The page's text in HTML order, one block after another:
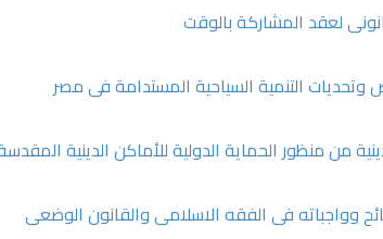
لعقد المشاركة بالوقت
وتحديات التنمية السياحية المستدامة فى مصر
من منظور الحماية الدولية للأماكن الدينية
وواجباته فى الفقه الاسلامى والقانون الوضعى